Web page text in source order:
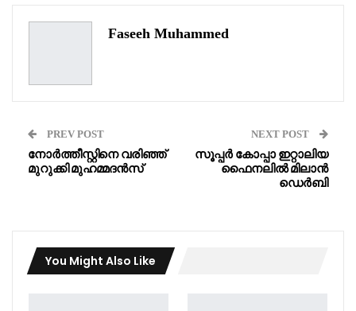
Faseeh Muhammed
PREV POST
നോർത്തീസ്റ്റിനെ വരിഞ്ഞ്
മുറുക്കി മുഹമ്മദൻസ്
NEXT POST
സൂപ്പർ കോപ്പാ ഇറ്റാലിയ
ഫൈനലിൽ മിലാൻ
ഡെർബി
You Might Also Like